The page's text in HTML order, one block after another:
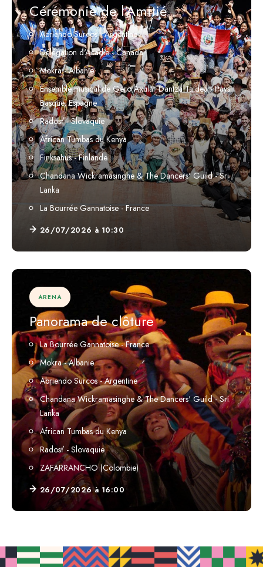
Cérémonie de l’Amitié
Abriendo Surcos - Argentine
Délégation d'Acadie - Canada
Mokra - Albanie
Ensemble musical de Gero Axular Dantza Taldea - Pays
Basque, Espagne
Radosť - Slovaquie
African Tumbas du Kenya
Finksahus - Finlande
Chandana Wickramasinghe & The Dancers' Guild - Sri
Lanka
La Bourrée Gannatoise - France
26/07/2026 à 10:30
ARENA
Panorama de clôture
La Bourrée Gannatoise - France
Mokra - Albanie
Abriendo Surcos - Argentine
Chandana Wickramasinghe & The Dancers' Guild - Sri
Lanka
African Tumbas du Kenya
Radosť - Slovaquie
ZAFARRANCHO (Colombie)
26/07/2026 à 16:00